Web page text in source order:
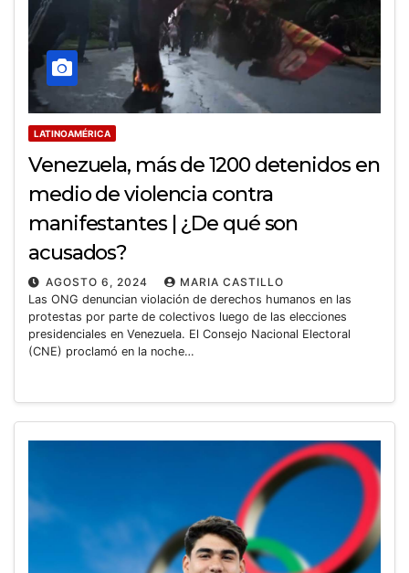
LATINOAMÉRICA
Venezuela, más de 1200 detenidos en
medio de violencia contra
manifestantes | ¿De qué son
acusados?
AGOSTO 6, 2024
MARIA CASTILLO
Las ONG denuncian violación de derechos humanos en las
protestas por parte de colectivos luego de las elecciones
presidenciales en Venezuela. El Consejo Nacional Electoral
(CNE) proclamó en la noche…